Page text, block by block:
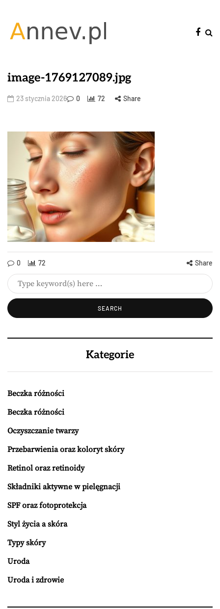
image-1769127089.jpg
23 stycznia 2026 0 72 Share
0 72 Share
Kategorie
Beczka różności
Beczka różności
Oczyszczanie twarzy
Przebarwienia oraz koloryt skóry
Retinol oraz retinoidy
Składniki aktywne w pielęgnacji
SPF oraz fotoprotekcja
Styl życia a skóra
Typy skóry
Uroda
Uroda i zdrowie